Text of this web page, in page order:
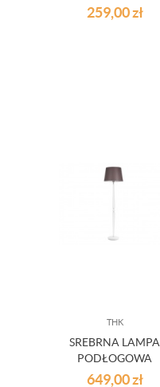
DETROIT
259,00zł
THK
SREBRNA LAMPA
PODŁOGOWA
DETROIT
649,00zł